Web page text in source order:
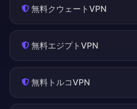
無料クウェートVPN
無料エジプトVPN
無料トルコVPN